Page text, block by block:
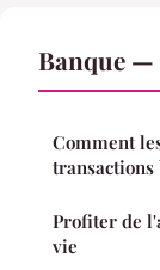
Banque —
Comment
Profiter de
vie